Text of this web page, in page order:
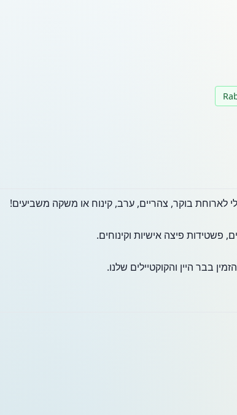
פשטידות פיצה אישיות וקינוחים.
בבר היין והקוקטיילים שלנו.